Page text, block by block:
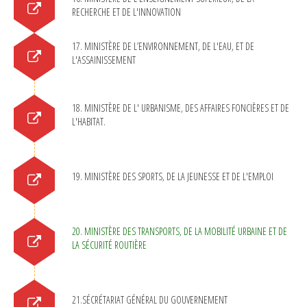
RECHERCHE ET DE L'INNOVATION
17. MINISTÈRE DE L’ENVIRONNEMENT, DE L'EAU, ET DE
L'ASSAINISSEMENT
18. MINISTÈRE DE L' URBANISME, DES AFFAIRES FONCIÈRES ET DE
L'HABITAT.
19. MINISTÈRE DES SPORTS, DE LA JEUNESSE ET DE L'EMPLOI
20. MINISTÈRE DES TRANSPORTS, DE LA MOBILITÉ URBAINE ET DE
LA SÉCURITÉ ROUTIÈRE
21.SÉCRÉTARIAT GÉNÉRAL DU GOUVERNEMENT